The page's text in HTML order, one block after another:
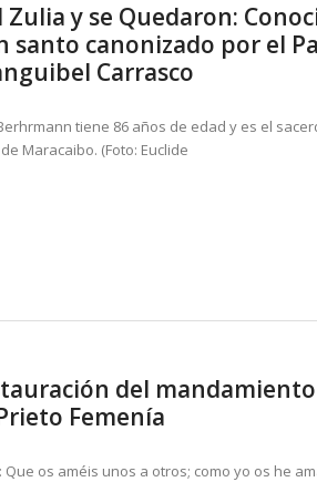
y se Quedaron:
canonizado por el
Carrasco
tiene 86 años de edad y es el
Maracaibo. (Foto: Euclide
del
Femenía
os améis unos a otros; como yo os he